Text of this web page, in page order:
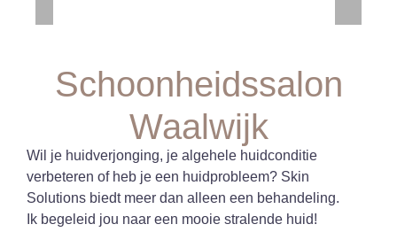
Schoonheidssalon
Waalwijk
Wil je huidverjonging, je algehele huidconditie
verbeteren of heb je een huidprobleem? Skin
Solutions biedt meer dan alleen een behandeling.
Ik begeleid jou naar een mooie stralende huid!